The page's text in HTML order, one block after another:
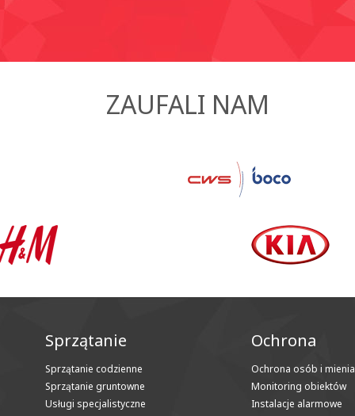
ZAUFALI NAM
Sprzątanie
Sprzątanie codzienne
Sprzątanie gruntowne
Usługi specjalistyczne
Ochrona
Ochrona osób i mienia
Monitoring obiektów
Instalacje alarmowe